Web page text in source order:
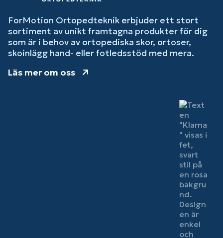
ForMotion Ortopedteknik erbjuder ett stort
sortiment av unikt framtagna produkter för dig
som är i behov av ortopediska skor, ortoser,
skoinlägg hand- eller fotledsstöd med mera.
Läs mer om oss